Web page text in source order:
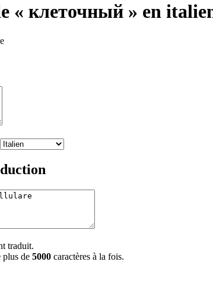
« клеточный » en
traduit.
plus de 5000 caractères à la fois.